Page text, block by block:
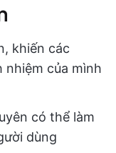
khiến các
của mình
có thể làm
dùng